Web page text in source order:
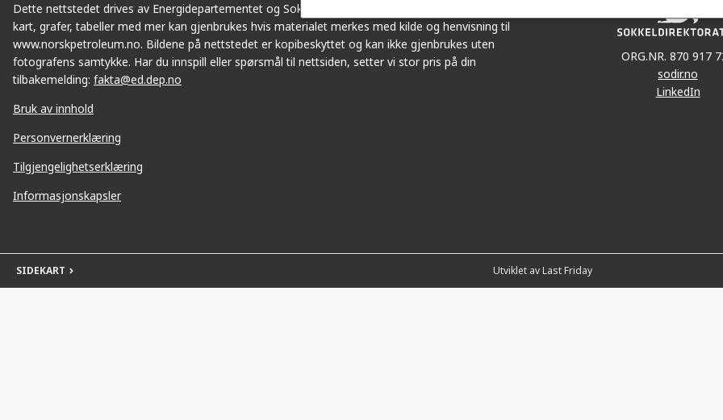
Dette nettstedet drives av Energidepartementet og Sokkeldirektoratet i samarbeid. Illustrasjoner,
kart, grafer, tabeller med mer kan gjenbrukes hvis materialet merkes med kilde og henvisning til
www.norskpetroleum.no. Bildene på nettstedet er kopibeskyttet og kan ikke gjenbrukes uten
fotografens samtykke. Har du innspill eller spørsmål til nettsiden, setter vi stor pris på din
tilbakemelding: fakta@ed.dep.no
Bruk av innhold
Personvernerklæring
Tilgjengelighetserklæring
Informasjonskapsler
ORG.NR. 870 917
sodir.no
LinkedIn
SIDEKART Utviklet av Last Friday